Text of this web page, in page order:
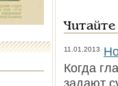
11.01.2013
Когда
задают